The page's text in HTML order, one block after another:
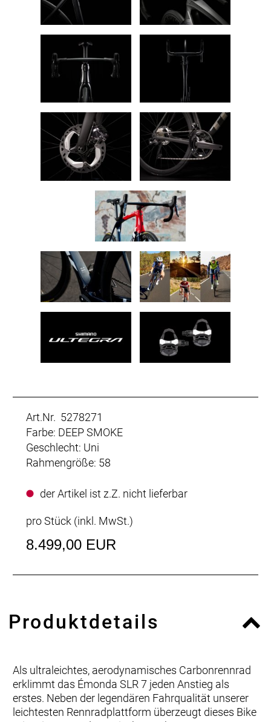
Art.Nr. 5278271
Farbe: DEEP SMOKE
Geschlecht: Uni
Rahmengröße: 58
der Artikel ist z.Z. nicht lieferbar
pro Stück (inkl. MwSt.)
8.499,00 EUR
Produktdetails
Als ultraleichtes, aerodynamisches Carbonrennrad
erklimmt das Émonda SLR 7 jeden Anstieg als
erstes. Neben der legendären Fahrqualität unserer
leichtesten Rennradplattform überzeugt dieses Bike